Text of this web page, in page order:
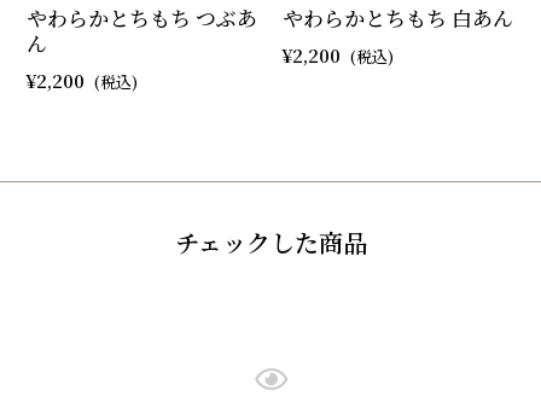
やわらかとちもち つぶあ
ん
2,200
やわらかとちもち 白あん
2,200
チェックした商品